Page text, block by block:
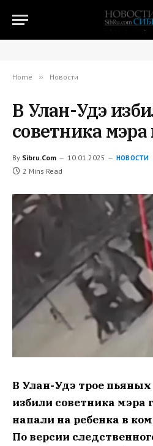
Home » Новости
В Улан-Удэ
советника мэра
By Sibru.Com 10.01.2025 НОВОСТИ
2 Mins Read
В Улан-Удэ трое пьяных
избили советника мэра
напали на ребенка в
По версии